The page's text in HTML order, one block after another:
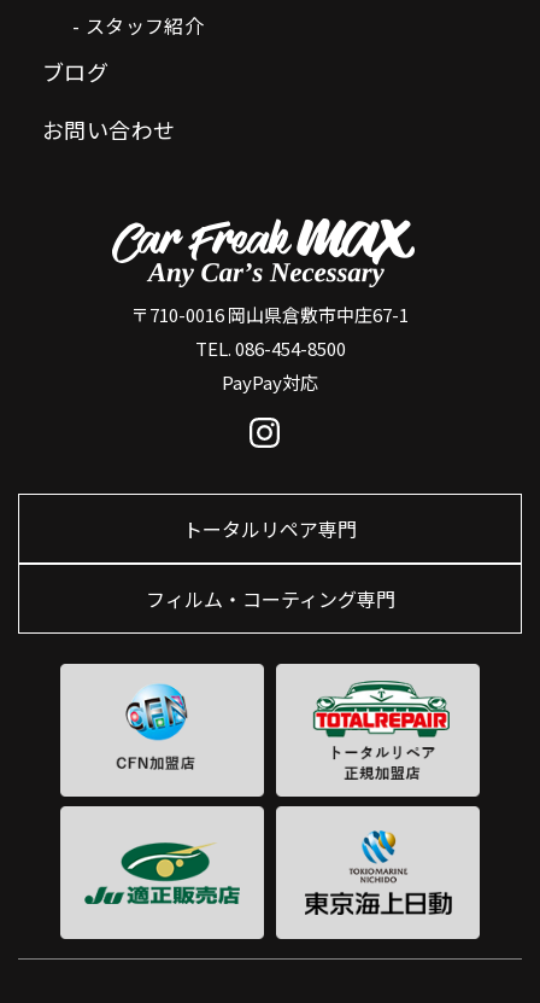
スタッフ紹介
ブログ
お問い合わせ
〒710-0016 岡山県倉敷市中庄67-1
TEL. 086-454-8500
PayPay対応
トータルリペア専門
フィルム・コーティング専門